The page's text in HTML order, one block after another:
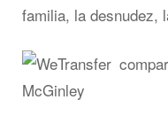
familia, la desnudez,